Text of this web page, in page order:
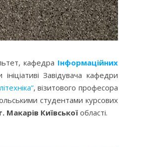
кафедра Інформаційних
Завідувача кафедри
, візитового професора
студентами курсових
Макарів Київської області.